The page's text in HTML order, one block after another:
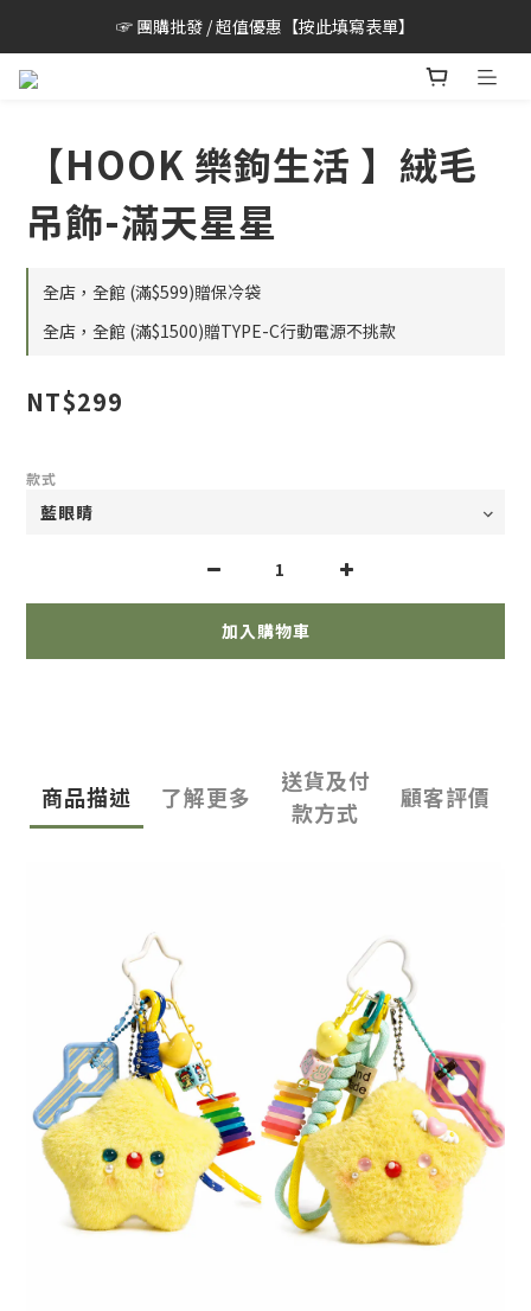
☞ 團購批發 / 超值優惠【按此填寫表單】
【HOOK 樂鉤生活 】絨毛
吊飾-滿天星星
全店，全館 (滿$599)贈保冷袋
全店，全館 (滿$1500)贈TYPE-C行動電源不挑款
NT$299
款式
加入購物車
商品描述 了解更多
送貨及付
款方式
顧客評價